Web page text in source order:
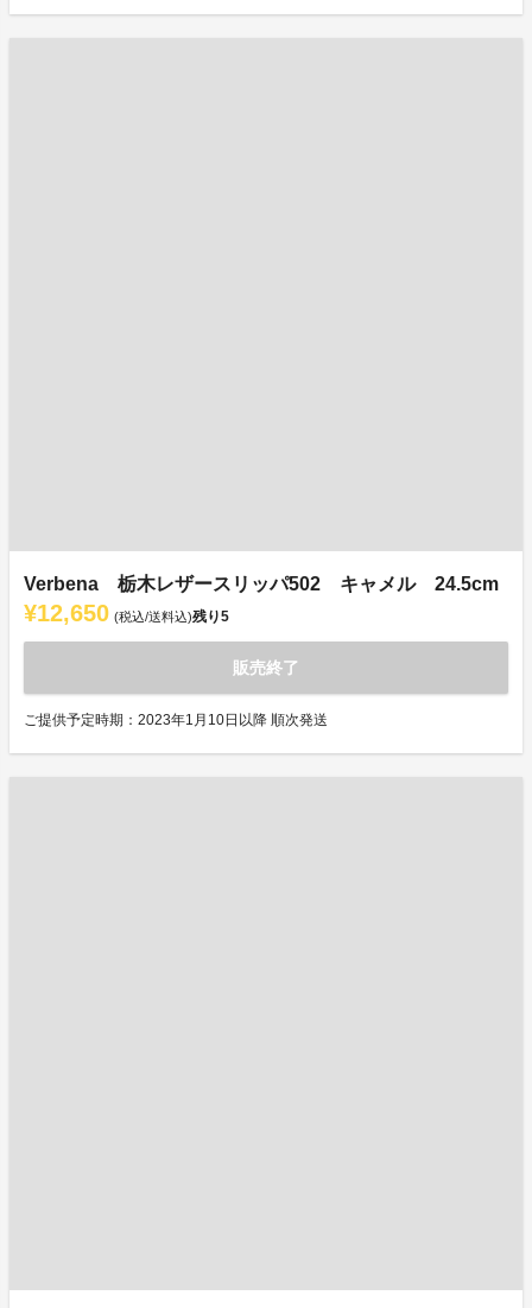
Verbena 栃木レザースリッパ502 キャメル 24.5cm
¥12,650 (税込/送料込)残り5
販売終了
ご提供予定時期：2023年1月10日以降 順次発送